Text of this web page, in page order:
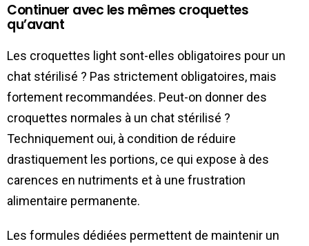
Continuer avec les mêmes croquettes
qu’avant
Les croquettes light sont-elles obligatoires pour un
chat stérilisé ? Pas strictement obligatoires, mais
fortement recommandées. Peut-on donner des
croquettes normales à un chat stérilisé ?
Techniquement oui, à condition de réduire
drastiquement les portions, ce qui expose à des
carences en nutriments et à une frustration
alimentaire permanente.
Les formules dédiées permettent de maintenir un